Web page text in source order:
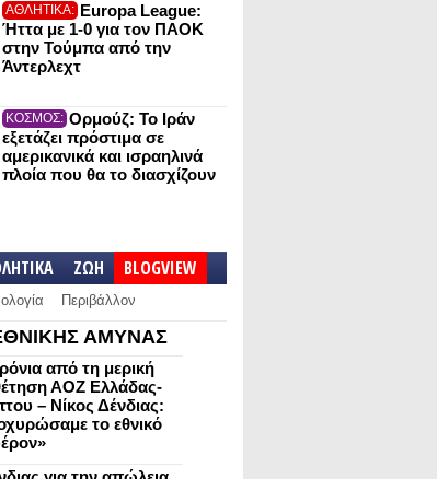
ΑΘΛΗΤΙΚΑ: Europa League:
Ήττα με 1-0 για τον ΠΑΟΚ
στην Τούμπα από την
Άντερλεχτ
ΚΟΣΜΟΣ: Ορμούζ: Το Ιράν
εξετάζει πρόστιμα σε
αμερικανικά και ισραηλινά
πλοία που θα το διασχίζουν
ΖΩΗ BLOGVIEW
Περιβάλλον
ΑΜΥΝΑΣ
από τη μερική
ΑΟΖ Ελλάδας-
– Νίκος Δένδιας:
το εθνικό